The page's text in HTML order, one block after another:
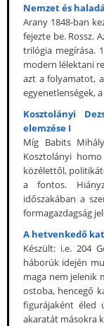
Nemzet és
Arany 1848-ban
fejezte be. Rossz.
trilógia megírása.
modern lélektani
azt a folyamatot,
egyenetlenségek,
Kosztolányi
elemzése I
Míg Babits
Kosztolányi
közélettől,
a fontos.
időszakában a
formagazdagság
A hetvenkedő
Készült: i.e. 204
háborúk idején
maga nem jelenik
ostoba, hencegő
figurájaként éled
akaratát másokra